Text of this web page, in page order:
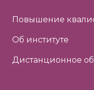
Повышение
Об институте
Дистанционное